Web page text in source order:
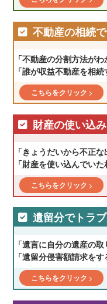
不動産の相続
「不動産の分割方法がわ
「誰が収益不動産を相続
こちらをクリック
財産の使い込
「きょうだいから不正
「財産を使い込んでいた
こちらをクリック
遺留分でトラ
「遺言に自分の遺産の
「遺留分侵害額請求をす
こちらをクリック